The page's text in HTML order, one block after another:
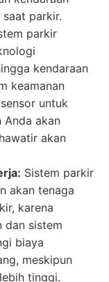
parkir.
parkir
kendaraan
keamanan
untuk
Anda akan
akan
Sistem parkir
akan tenaga
karena
dan sistem
biaya
meskipun
tinggi.